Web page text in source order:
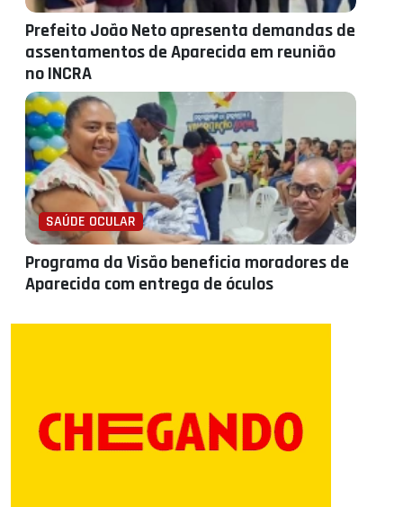
Prefeito João Neto apresenta demandas de
assentamentos de Aparecida em reunião
no INCRA
SAÚDE OCULAR
Programa da Visão beneficia moradores de
Aparecida com entrega de óculos